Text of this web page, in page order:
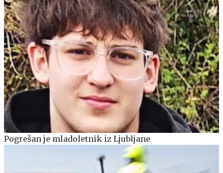
Pogrešan je mladoletnik iz Ljubljane